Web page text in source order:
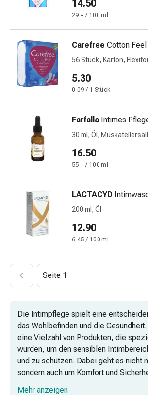
Immunsuppressiva
-
mittel
&
Zeckenschutz
Zeckenpinzette
Anti-
Wurmmittel
Rezeptpflichtige
Arzneimittel
Rezeptpflichtige
Arzneimittel
Menstruation
Wechseljahre
Scheideninfektion
Vaginalgesundheit
Mineralstoffe
Zahn-
&
Mundgesundheit
Kariesprophylaxe
Trockener
Mund
(Xerostomie)
14.50
29.– / 100 ml
Carefree Cotton Feel
56 Stück, Karton,
5.30
0.09 / 1 Stück
Farfalla Intimes
30 ml, Öl,
16.50
55.– / 100 ml
LACTACYD
200 ml, Öl
12.90
6.45 / 100 ml
Seite 1
Die Intimpflege spielt eine
das Wohlbefinden und die
eine Vielzahl von Produkten, die
wurden, um den sensiblen
und zu schützen. Dabei geht es nicht
sondern auch um Komfort und
verschiedenen Lebensphasen und
Mehr anzeigen